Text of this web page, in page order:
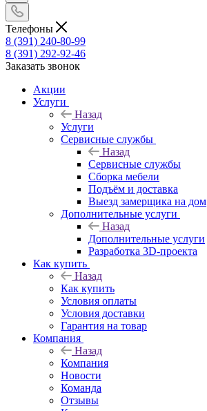
Телефоны
8 (391) 240-80-99
8 (391) 292-92-46
Заказать звонок
Акции
Услуги
Назад
Услуги
Сервисные службы
Назад
Сервисные службы
Сборка мебели
Подъём и доставка
Выезд замерщика на дом
Дополнительные услуги
Назад
Дополнительные услуги
Разработка 3D-проекта
Как купить
Назад
Как купить
Условия оплаты
Условия доставки
Гарантия на товар
Компания
Назад
Компания
Новости
Команда
Отзывы